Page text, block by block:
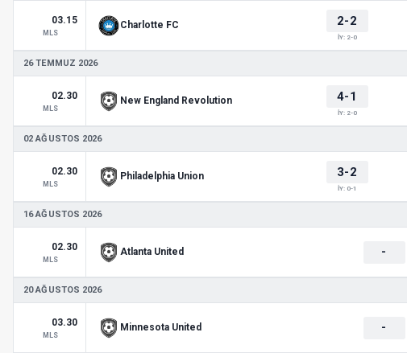
03.15
MLS
Charlotte FC 2-2
İY: 2-0
26 TEMMUZ 2026
02.30
MLS
New England Revolution 4-1
İY: 2-0
02 AĞUSTOS 2026
02.30
MLS
Philadelphia Union 3-2
İY: 0-1
16 AĞUSTOS 2026
02.30
MLS
Atlanta United -
20 AĞUSTOS 2026
03.30
MLS
Minnesota United -